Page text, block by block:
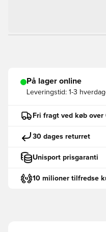
På lager online
Leveringstid: 1-3
Fri fragt ved køb
30 dages returret
Unisport prisgaranti
10 milioner tilfredse